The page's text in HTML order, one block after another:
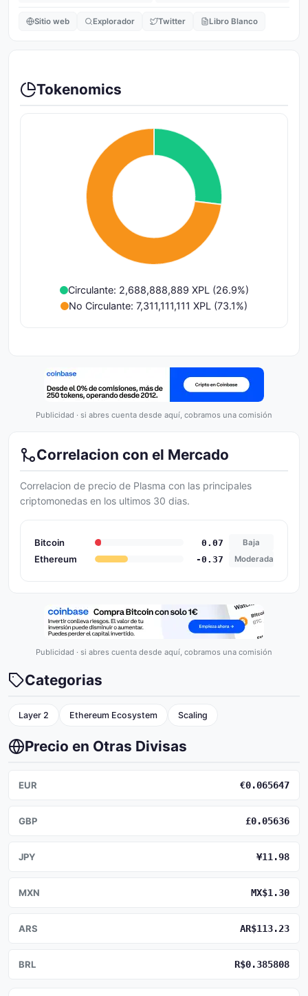
Sitio web Explorador Twitter Libro Blanco
Tokenomics
Circulante: 2,688,888,889 XPL (26.9%)
No Circulante: 7,311,111,111 XPL (73.1%)
Publicidad · si abres cuenta desde aquí, cobramos una comisión
Correlacion con el Mercado
Correlacion de precio de Plasma con las principales
criptomonedas en los ultimos 30 dias.
Bitcoin 0.07 Baja
Ethereum -0.37 Moderada
Publicidad · si abres cuenta desde aquí, cobramos una comisión
Categorias
Layer 2 Ethereum Ecosystem Scaling
Precio en Otras Divisas
EUR €0.065647
GBP £0.05636
JPY ¥11.98
MXN MX$1.30
ARS AR$113.23
BRL R$0.385808